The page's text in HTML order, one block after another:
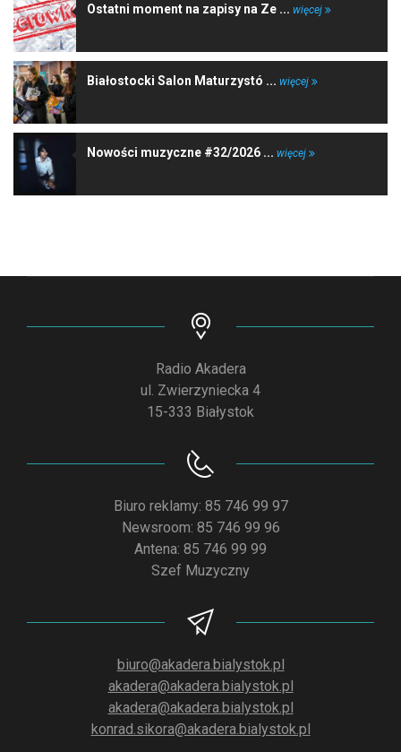
Ostatni moment na zapisy na Ze ... więcej
Białostocki Salon Maturzystó ... więcej
Nowości muzyczne #32/2026 ... więcej
Radio Akadera
ul. Zwierzyniecka 4
15-333 Białystok
Biuro reklamy: 85 746 99 97
Newsroom: 85 746 99 96
Antena: 85 746 99 99
Szef Muzyczny
biuro@akadera.bialystok.pl
akadera@akadera.bialystok.pl
akadera@akadera.bialystok.pl
konrad.sikora@akadera.bialystok.pl